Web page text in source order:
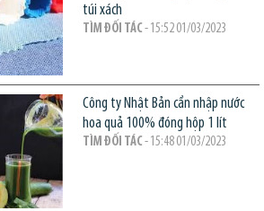
túi xách
TÌM ĐỐI TÁC - 15:52 01/03/2023
Công ty Nhật Bản cần nhập nước
hoa quả 100% đóng hộp 1 lít
TÌM ĐỐI TÁC - 15:48 01/03/2023